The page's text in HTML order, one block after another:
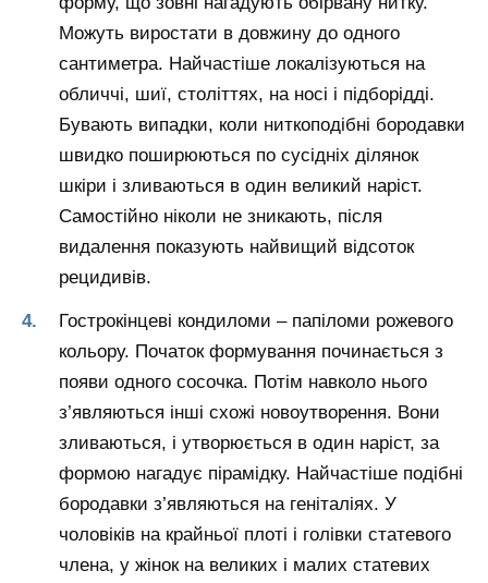
Можуть виростати в довжину до одного
сантиметра. Найчастіше локалізуються на
обличчі, шиї, століттях, на носі і підборідді.
Бувають випадки, коли ниткоподібні бородавки
швидко поширюються по сусідніх ділянок
шкіри і зливаються в один великий наріст.
Самостійно ніколи не зникають, після
видалення показують найвищий відсоток
рецидивів.
Гострокінцеві кондиломи – папіломи рожевого
кольору. Початок формування починається з
появи одного сосочка. Потім навколо нього
з’являються інші схожі новоутворення. Вони
зливаються, і утворюється в один наріст, за
формою нагадує пірамідку. Найчастіше подібні
бородавки з’являються на геніталіях. У
чоловіків на крайньої плоті і голівки статевого
члена, у жінок на великих і малих статевих